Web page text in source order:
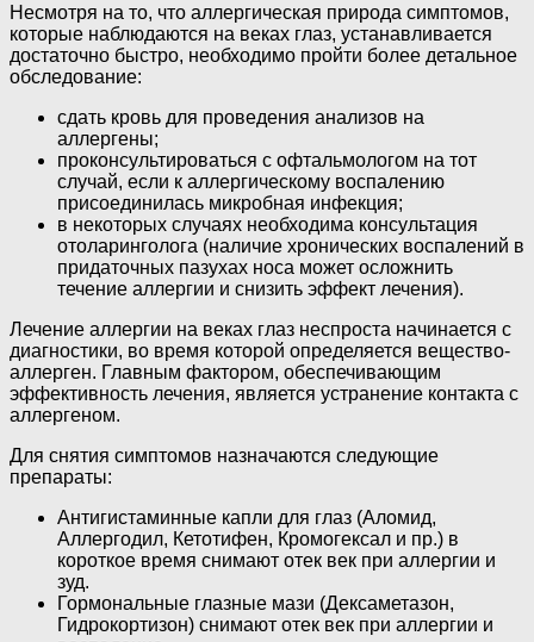
Несмотря на то, что аллергическая природа симптомов,
которые наблюдаются на веках глаз, устанавливается
достаточно быстро, необходимо пройти более детальное
обследование:
сдать кровь для проведения анализов на
аллергены;
проконсультироваться с офтальмологом на тот
случай, если к аллергическому воспалению
присоединилась микробная инфекция;
в некоторых случаях необходима консультация
отоларинголога (наличие хронических воспалений в
придаточных пазухах носа может осложнить
течение аллергии и снизить эффект лечения).
Лечение аллергии на веках глаз неспроста начинается с
диагностики, во время которой определяется вещество-
аллерген. Главным фактором, обеспечивающим
эффективность лечения, является устранение контакта с
аллергеном.
Для снятия симптомов назначаются следующие
препараты:
Антигистаминные капли для глаз (Аломид,
Аллергодил, Кетотифен, Кромогексал и пр.) в
короткое время снимают отек век при аллергии и
зуд.
Гормональные глазные мази (Дексаметазон,
Гидрокортизон) снимают отек век при аллергии и